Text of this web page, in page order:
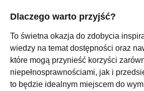
Dlaczego warto przyjść?
To świetna okazja do zdobycia
wiedzy na temat dostępności oraz
które mogą przynieść korzyści
niepełnosprawnościami, jak i
to będzie idealnym miejscem do